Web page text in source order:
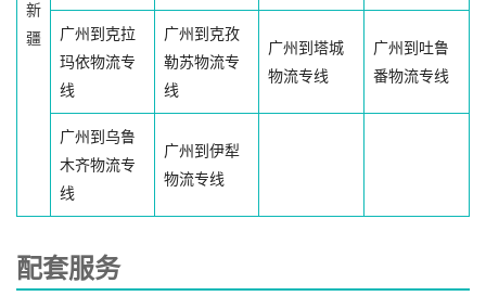
新
疆
广州到克拉
玛依物流专
线
广州到克孜
勒苏物流专
线
广州到塔城
物流专线
广州到吐鲁
番物流专线
广州到乌鲁
木齐物流专
线
广州到伊犁
物流专线
配套服务